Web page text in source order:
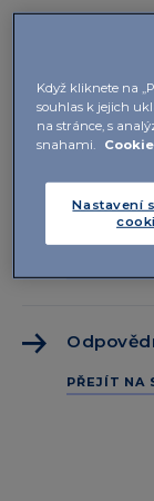
Etický
PŘEJÍT NA
Pokyny
PŘEJÍT NA
Když kliknete na
souhlas k jejich
na stránce, s
snahami.
Nastavení